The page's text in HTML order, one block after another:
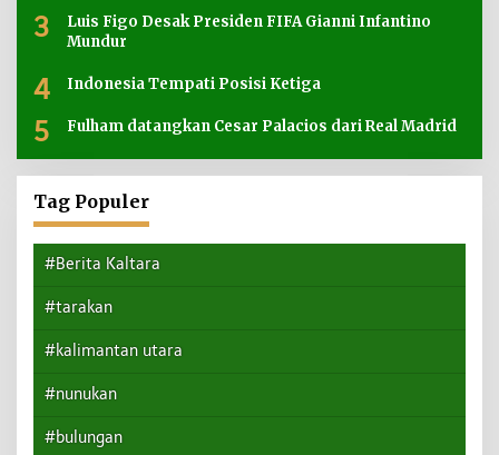
3
Luis Figo Desak Presiden FIFA Gianni Infantino
Mundur
4 Indonesia Tempati Posisi Ketiga
5 Fulham datangkan Cesar Palacios dari Real Madrid
Tag Populer
#Berita Kaltara
#tarakan
#kalimantan utara
#nunukan
#bulungan